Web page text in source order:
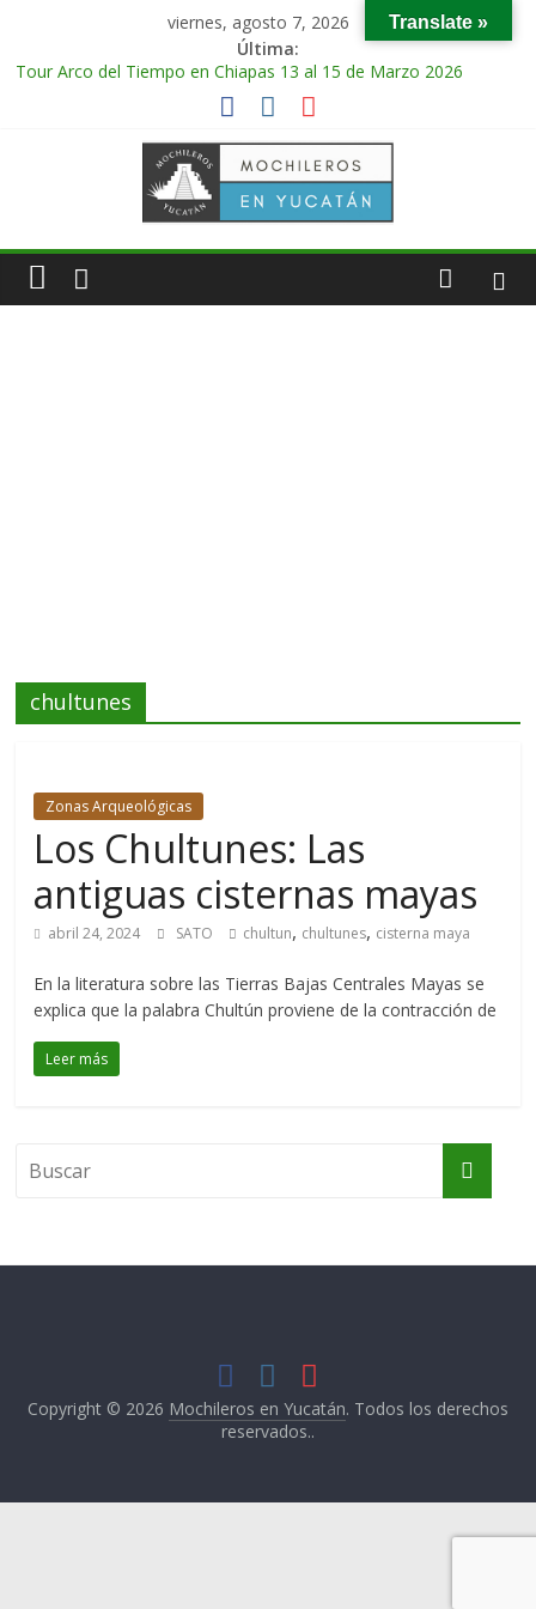
viernes, agosto 7, 2026
Última:
Tour Arco del Tiempo en Chiapas 13 al 15 de Marzo 2026
Tour Tikal Magico en Guatemala 31 de Octubre al 2 de
Tour Ruta Puuc 1 de Febrero del 2026
Excursión Volcán Chichonal en Chiapas 28 y 29 de Marzo 2026
Tour Calakmul Magico 28 de Febrero y 1 de Marzo 2026
chultunes
Zonas Arqueológicas
Los Chultunes: Las
antiguas cisternas mayas
abril 24, 2024 SATO chultun, chultunes, cisterna maya
En la literatura sobre las Tierras Bajas Centrales Mayas se
explica que la palabra Chultún proviene de la contracción de
Leer más
Copyright © 2026 Mochileros en Yucatán. Todos los derechos
reservados..
Translate »